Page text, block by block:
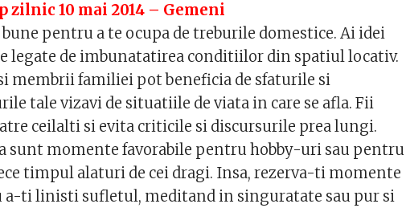
zilnic 10 mai 2014 – Gemeni
pentru a te ocupa de treburile domestice. Ai idei
legate de imbunatatirea conditiilor din spatiul locativ.
membrii familiei pot beneficia de sfaturile si
tale vizavi de situatiile de viata in care se afla. Fii
ceilalti si evita criticile si discursurile prea lungi.
sunt momente favorabile pentru hobby-uri sau pentru
timpul alaturi de cei dragi. Insa, rezerva-ti momente
a-ti linisti sufletul, meditand in singuratate sau pur si